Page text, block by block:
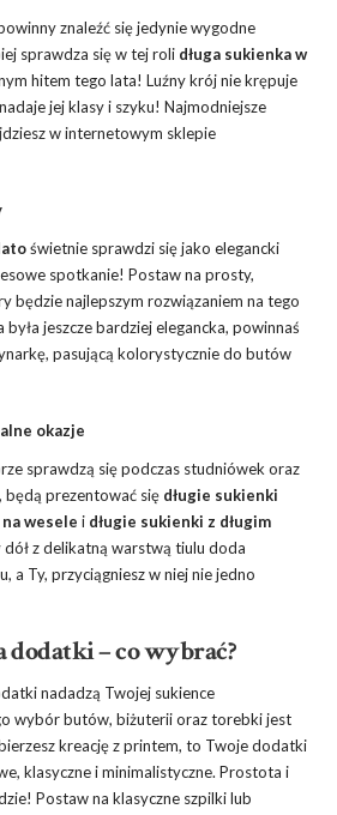
znaleźć się jedynie wygodne
sprawdza się w tej roli długa sukienka w
hitem tego lata! Luźny krój nie krępuje
jej klasy i szyku! Najmodniejsze
w internetowym sklepie
świetnie sprawdzi się jako elegancki
spotkanie! Postaw na prosty,
będzie najlepszym rozwiązaniem na tego
jeszcze bardziej elegancka, powinnaś
pasującą kolorystycznie do butów
okazje
sprawdzą się podczas studniówek oraz
będą prezentować się długie sukienki
wesele i długie sukienki z długim
dół z delikatną warstwą tiulu doda
a Ty, przyciągniesz w niej nie jedno
dodatki – co wybrać?
nadadzą Twojej sukience
wybór butów, biżuterii oraz torebki jest
kreację z printem, to Twoje dodatki
klasyczne i minimalistyczne. Prostota i
Postaw na klasyczne szpilki lub